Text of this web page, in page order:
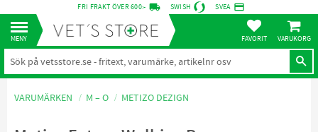
Meny
FRI FRAKT ÖVER 600:- local_shipping SWISH SVEA credit_card
FAVORITER
VARUMÄRKEN M – O METIZO DEZIGN